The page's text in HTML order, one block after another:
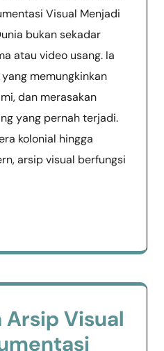
Visual Menjadi
bukan sekadar
atau video usang. Ia
memungkinkan
dan merasakan
yang pernah terjadi.
kolonial hingga
arsip visual berfungsi
Visual